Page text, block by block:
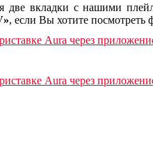
две вкладки с нашими
, если Вы хотите